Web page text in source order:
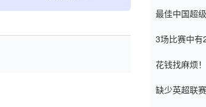
最佳中国超
（Taishan）
3场比赛中有
花钱找麻烦
窗口
缺少英超联